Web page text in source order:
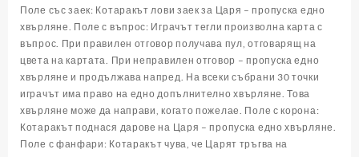
Поле със заек: Котаракът лови заек за Царя – пропуска едно
хвърляне. Поле с въпрос: Играчът тегли произволна карта с
въпрос. При правилен отговор получава пул, отговарящ на
цвета на картата. При неправилен отговор – пропуска едно
хвърляне и продължава напред. На всеки събрани 30 точки
играчът има право на едно допълнително хвърляне. Това
хвърляне може да направи, когато пожелае. Поле с корона:
Котаракът поднася дарове на Царя – пропуска едно хвърляне.
Поле с фанфари: Котаракът чува, че Царят тръгва на